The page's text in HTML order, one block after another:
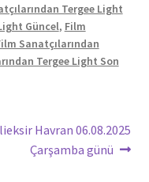
Tergee Light
Güncel, Film
Sanatçılarından
Tergee Light Son
Havran 06.08.2025
Çarşamba günü